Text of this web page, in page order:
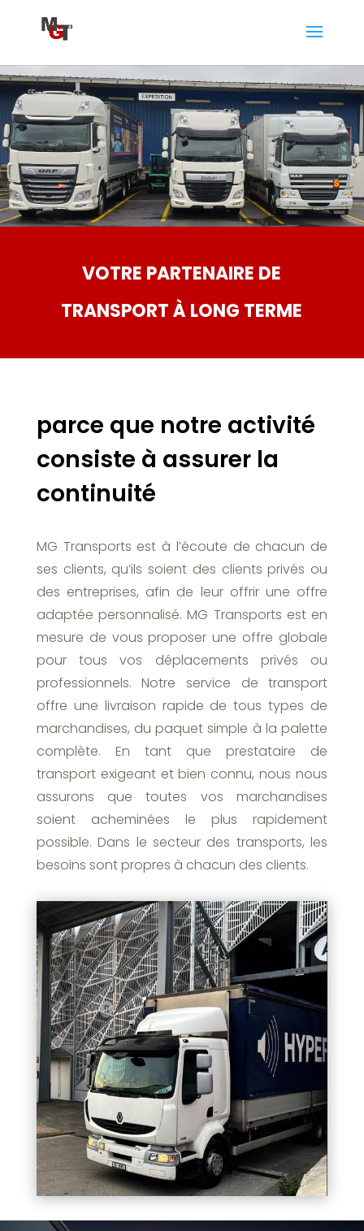
VOTRE PARTENAIRE DE
TRANSPORT À LONG TERME
parce que notre activité
consiste à assurer la
continuité
MG Transports est à l’écoute de chacun de
ses clients, qu’ils soient des clients privés ou
des entreprises, afin de leur offrir une offre
adaptée personnalisé. MG Transports est en
mesure de vous proposer une offre globale
pour tous vos déplacements privés ou
professionnels. Notre service de transport
offre une livraison rapide de tous types de
marchandises, du paquet simple à la palette
complète. En tant que prestataire de
transport exigeant et bien connu, nous nous
assurons que toutes vos marchandises
soient acheminées le plus rapidement
possible. Dans le secteur des transports, les
besoins sont propres à chacun des clients.